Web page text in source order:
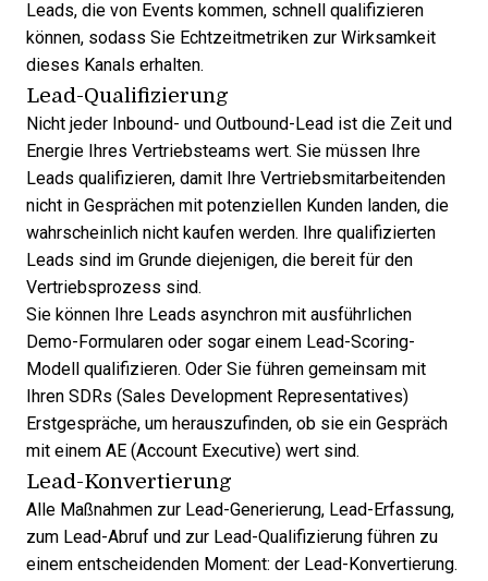
Leads, die von Events kommen, schnell qualifizieren
können, sodass Sie Echtzeitmetriken zur Wirksamkeit
dieses Kanals erhalten.
Lead-Qualifizierung
Nicht jeder Inbound- und Outbound-Lead ist die Zeit und
Energie Ihres Vertriebsteams wert. Sie müssen
Ihre
Leads qualifizieren, damit Ihre Vertriebsmitarbeitenden
nicht in Gesprächen mit potenziellen Kunden landen, die
wahrscheinlich nicht kaufen werden. Ihre qualifizierten
Leads sind im Grunde diejenigen, die bereit für den
Vertriebsprozess sind.
Sie können Ihre Leads asynchron mit ausführlichen
Demo-Formularen oder sogar einem Lead-Scoring-
Modell qualifizieren. Oder Sie führen gemeinsam mit
Ihren SDRs (Sales Development Representatives)
Erstgespräche, um herauszufinden, ob sie ein Gespräch
mit einem AE (Account Executive) wert sind.
Lead-Konvertierung
Alle Maßnahmen zur Lead-Generierung, Lead-Erfassung,
zum Lead-Abruf und zur Lead-Qualifizierung führen zu
einem entscheidenden Moment: der Lead-Konvertierung.